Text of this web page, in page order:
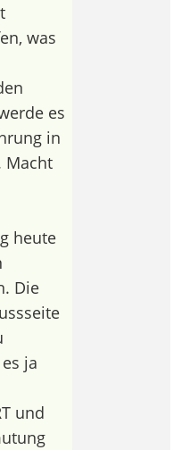
was
es
in
Macht
heute
Die
ja
und